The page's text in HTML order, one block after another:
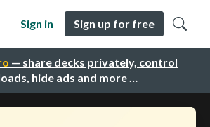
— share decks privately, control
hide ads and more …
Sign in Sign up for free